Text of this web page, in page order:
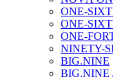
ONE-
ONE-
ONE-
NINETY-
BIG.NINE
BIG.NINE